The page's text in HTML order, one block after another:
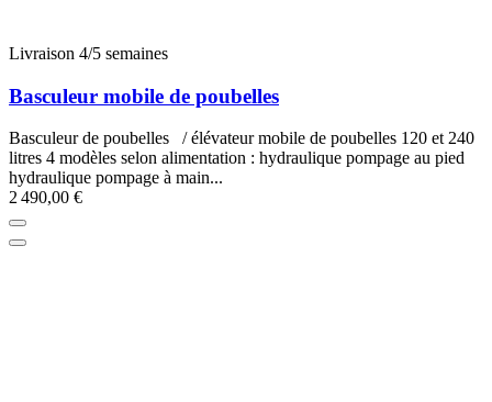
Livraison 4/5 semaines
Basculeur mobile de poubelles
Basculeur de poubelles / élévateur mobile de poubelles 120 et 240
litres 4 modèles selon alimentation : hydraulique pompage au pied
hydraulique pompage à main...
2 490,00 €